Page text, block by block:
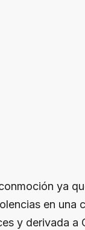
ya
en una
y derivada a